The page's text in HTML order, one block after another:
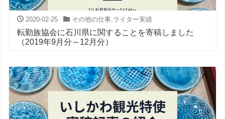
2020-02-25 その他の仕事, ライター実績
転勤族協会に石川県に関することを寄稿しました
（2019年9月分～12月分）